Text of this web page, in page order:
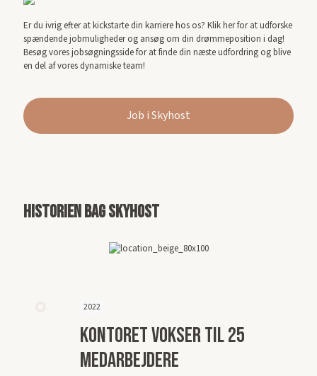
Er du ivrig efter at kickstarte din karriere hos os? Klik her for at udforske
spændende jobmuligheder og ansøg om din drømmeposition i dag!
Besøg vores jobsøgningsside for at finde din næste udfordring og blive
en del af vores dynamiske team!
Job i Skyhost
Historien bag skyhost
2022
kontoret vokser til 25
medarbejdere